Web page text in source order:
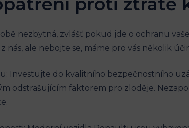
nezbytná,⁤ zvlášť pokud jde o ochranu
nás, ale nebojte ‌se, máme pro ⁣vás několik
​Investujte do kvalitního bezpečnostního
odstrašujícím faktorem⁤ pro zloděje.